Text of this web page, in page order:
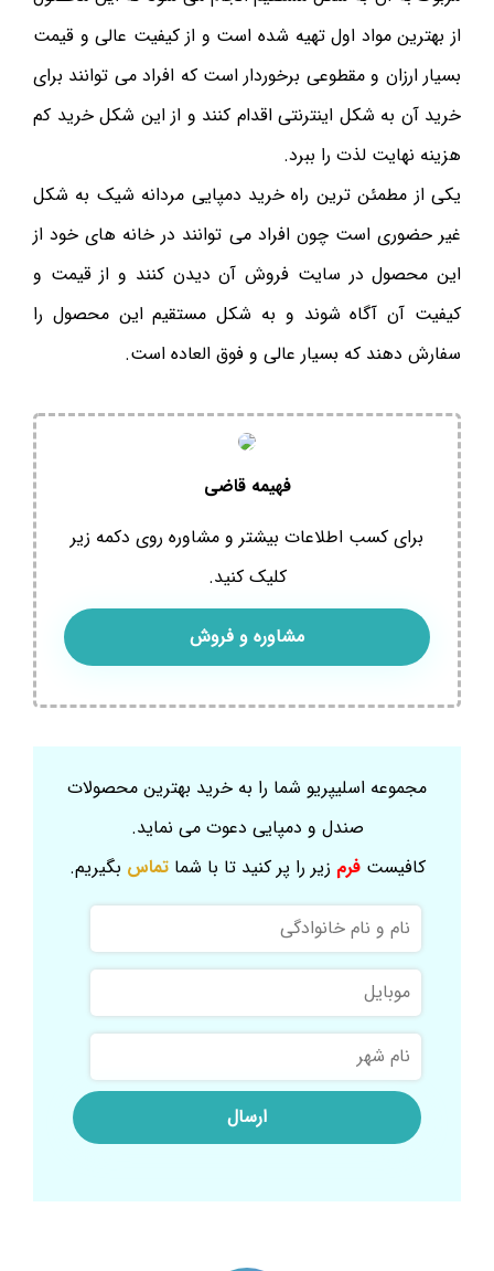
از بهترین مواد اول تهیه شده است و از کیفیت عالی و قیمت
بسیار ارزان و مقطوعی برخوردار است که افراد می توانند برای
خرید آن به شکل اینترنتی اقدام کنند و از این شکل خرید کم
هزینه نهایت لذت را ببرد.
یکی از مطمئن ترین راه خرید دمپایی مردانه شیک به شکل
غیر حضوری است چون افراد می توانند در خانه های خود از
این محصول در سایت فروش آن دیدن کنند و از قیمت و
کیفیت آن آگاه شوند و به شکل مستقیم این محصول را
سفارش دهند که بسیار عالی و فوق العاده است.
فهیمه قاضی
برای کسب اطلاعات بیشتر و مشاوره روی دکمه زیر
کلیک کنید.
مشاوره و فروش
مجموعه اسلیپریو شما را به خرید بهترین محصولات
صندل و دمپایی دعوت می نماید.
کافیستفرم زیر را پر کنید تا با شماتماس بگیریم.
نام
و
نام
خانوادگی
موبایل
نام
شهر